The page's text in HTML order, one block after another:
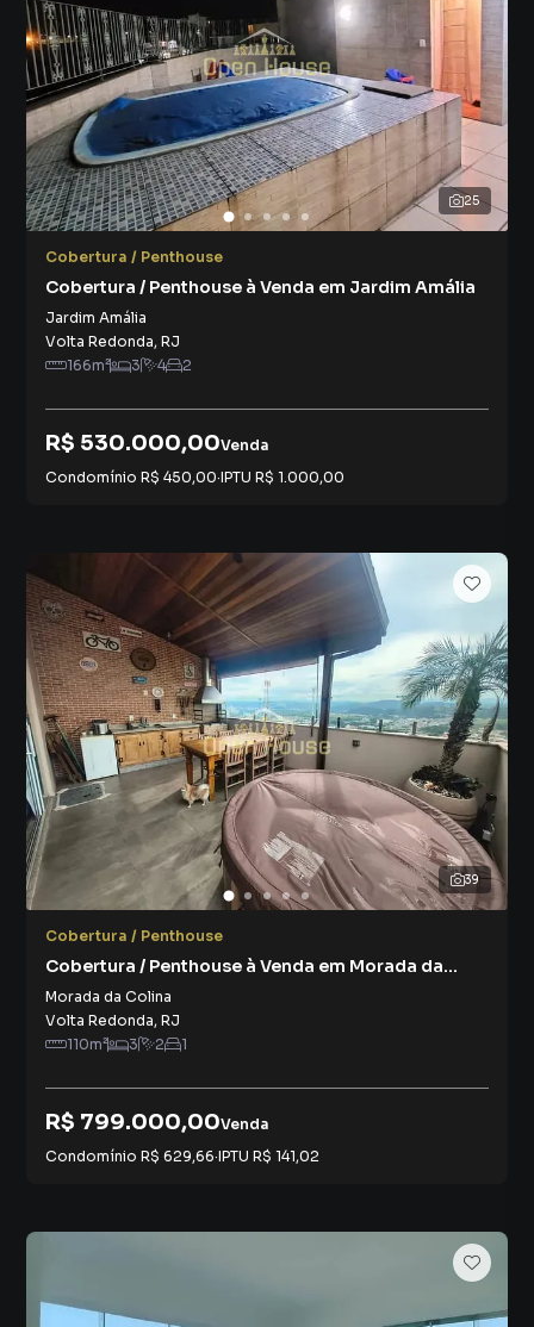
25
Cobertura / Penthouse
Cobertura / Penthouse à Venda em Jardim Amália
Jardim Amália
Volta Redonda, RJ
166m² 3 4 2
R$ 530.000,00Venda
Condomínio R$ 450,00·IPTU R$ 1.000,00
39
Cobertura / Penthouse
Cobertura / Penthouse à Venda em Morada da
Colina
Morada da Colina
Volta Redonda, RJ
110m² 3 2 1
R$ 799.000,00Venda
Condomínio R$ 629,66·IPTU R$ 141,02